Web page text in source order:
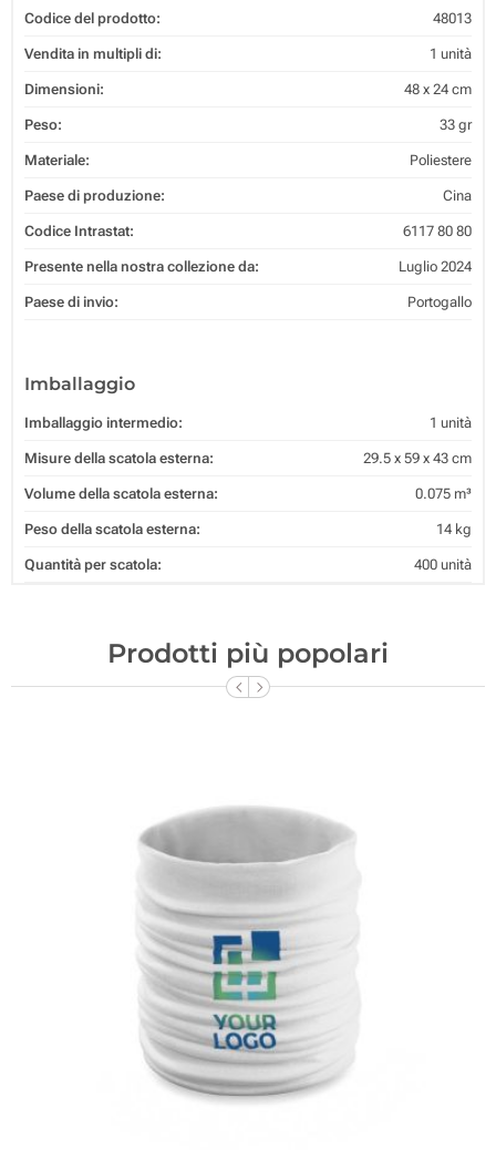
Codice del prodotto: 48013
Vendita in multipli di: 1 unità
Dimensioni: 48 x 24 cm
Peso: 33 gr
Materiale: Poliestere
Paese di produzione: Cina
Codice Intrastat: 6117 80 80
Presente nella nostra collezione da: Luglio 2024
Paese di invio: Portogallo
Imballaggio
Imballaggio intermedio: 1 unità
Misure della scatola esterna: 29.5 x 59 x 43 cm
Volume della scatola esterna: 0.075 m³
Peso della scatola esterna: 14 kg
Quantità per scatola: 400 unità
Prodotti più popolari